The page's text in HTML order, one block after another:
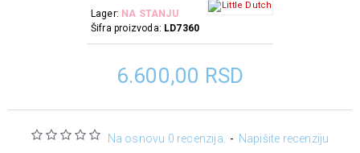
Na osnovu 0 recenzija. - Napišite recenziju
6.600,00 RSD
Lager: NA STANJU
Šifra proizvoda: LD7360